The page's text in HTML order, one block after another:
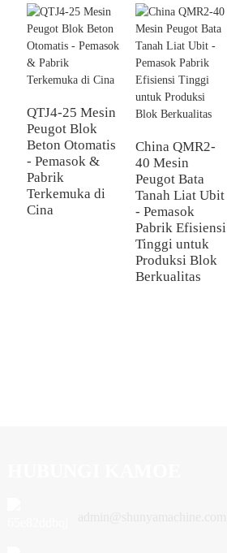
QTJ4-25 Mesin
Peugot Blok
Beton Otomatis
- Pemasok &
Pabrik
Terkemuka di
Cina
China QMR2-
40 Mesin
Peugot Bata
Tanah Liat Ubit
- Pemasok
Pabrik Efisiensi
Tinggi untuk
Produksi Blok
Berkualitas